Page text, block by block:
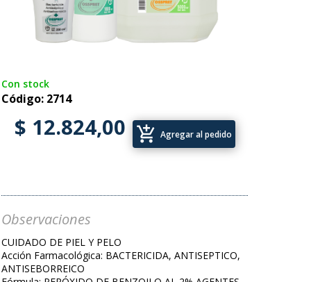
Con stock
Código: 2714
$ 12.824,00 add_shopping_cart Agregar al pedido
Observaciones
CUIDADO DE PIEL Y PELO
Acción Farmacológica: BACTERICIDA, ANTISEPTICO,
ANTISEBORREICO